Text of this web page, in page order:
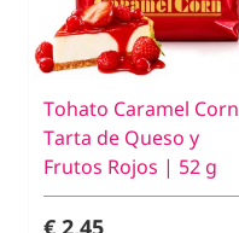
Tohato Caramel Corn
Tarta de Queso y
Frutos Rojos | 52 g
€ 2,45